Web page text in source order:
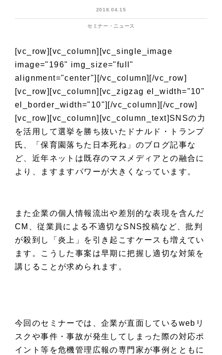
2018.04.15
セミナー・ニュース
[vc_row][vc_column][vc_single_image
image="196" img_size="full"
alignment="center"][/vc_column][/vc_row]
[vc_row][vc_column][vc_zigzag el_width="10"
el_border_width="10"][/vc_column][/vc_row]
[vc_row][vc_column][vc_column_text] SNSの力
を活用して選挙を勝ち抜いたドナルド・トランプ
氏、
「保育園落ちた日本死ね」のブログ記事な
ど、 近年ネットは既存のマスメディアとの融合に
より、
ますますパワーが大きくなっています。
また企業の個人情報流出や差別的な表現を含んだ
CM、従業員による不適切なSNS投稿など、批判
が殺到し「炎上」を引き起こすケースも増えてい
ます。
こうした事案は早期に把握し適切な対策を
講じることが求められます。
今回のセミナーでは、企業が直面しているwebリ
スクや事件・事故が発生してしまった際の対応ポ
イント等を危機管理広報の専門家が事例とともに